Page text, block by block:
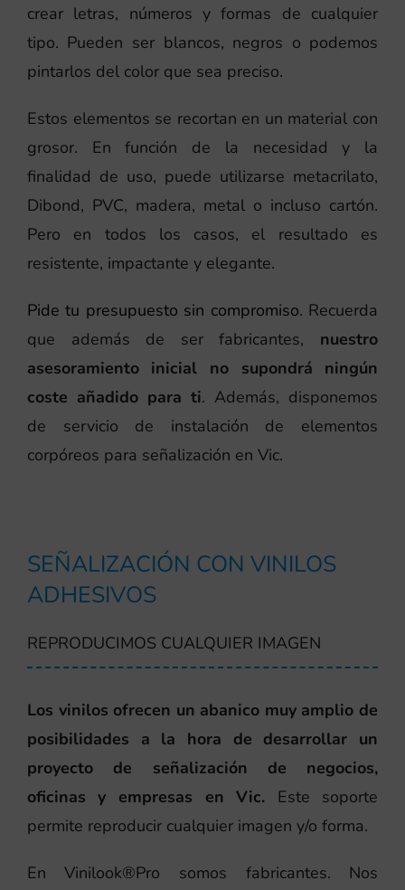
crear letras, números y formas de cualquier
tipo. Pueden ser blancos, negros o podemos
pintarlos del color que sea preciso.
Estos elementos se recortan en un material con
grosor. En función de la necesidad y la
finalidad de uso, puede utilizarse metacrilato,
Dibond, PVC, madera, metal o incluso cartón.
Pero en todos los casos, el resultado es
resistente, impactante y elegante.
Pide tu presupuesto sin compromiso. Recuerda
que además de ser fabricantes, nuestro
asesoramiento inicial no supondrá ningún
coste añadido para ti. Además, disponemos
de servicio de instalación de elementos
corpóreos para señalización en Vic.
SEÑALIZACIÓN CON VINILOS
ADHESIVOS
REPRODUCIMOS CUALQUIER IMAGEN
Los vinilos ofrecen un abanico muy amplio de
posibilidades a la hora de desarrollar un
proyecto de señalización de negocios,
oficinas y empresas en Vic. Este soporte
permite reproducir cualquier imagen y/o forma.
En Vinilook®Pro somos fabricantes. Nos